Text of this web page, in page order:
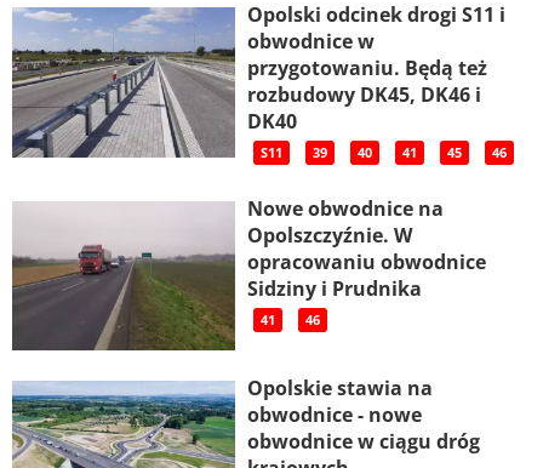
Opolski odcinek drogi S11 i
obwodnice w
przygotowaniu. Będą też
rozbudowy DK45, DK46 i
DK40
S11 39 40 41 45 46
Nowe obwodnice na
Opolszczyźnie. W
opracowaniu obwodnice
Sidziny i Prudnika
41 46
Opolskie stawia na
obwodnice - nowe
obwodnice w ciągu dróg